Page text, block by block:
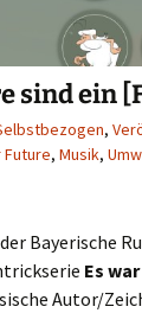
sind ein
,
, Musik,
Bayerische
Es
Autor/